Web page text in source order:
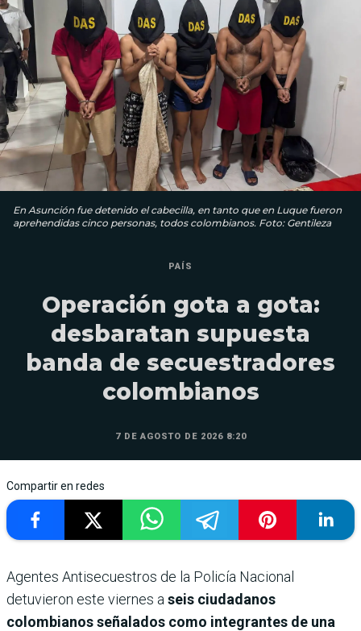
En Asunción fue detenido el cabecilla, en tanto que en Luque fueron
aprehendidas cinco personas, todos colombianos. Foto: Gentileza
PAÍS
Operación gota a gota:
desbaratan supuesta
banda de secuestradores
colombianos
7 DE AGOSTO DE 2026 8:20
Compartir en redes
Agentes Antisecuestros de la Policía Nacional
detuvieron este viernes a seis ciudadanos
colombianos señalados como integrantes de una